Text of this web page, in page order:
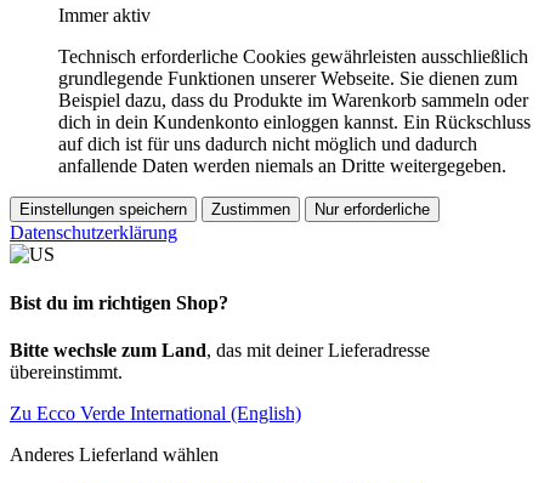
Immer aktiv
Technisch erforderliche Cookies gewährleisten ausschließlich
grundlegende Funktionen unserer Webseite. Sie dienen zum
Beispiel dazu, dass du Produkte im Warenkorb sammeln oder
dich in dein Kundenkonto einloggen kannst. Ein Rückschluss
auf dich ist für uns dadurch nicht möglich und dadurch
anfallende Daten werden niemals an Dritte weitergegeben.
Einstellungen speichern Zustimmen Nur erforderliche
Datenschutzerklärung
Bist du im richtigen Shop?
Bitte wechsle zum Land, das mit deiner Lieferadresse
übereinstimmt.
Zu Ecco Verde International (English)
Anderes Lieferland wählen